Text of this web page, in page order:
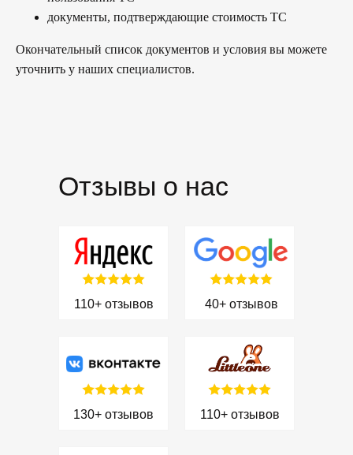
документы, подтверждающие стоимость ТС
Окончательный список документов и условия вы можете
уточнить у наших специалистов.
110+ отзывов
130+ отзывов
40+ отзывов
110+ отзывов
Отзывы о нас